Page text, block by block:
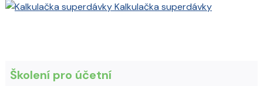
Kalkulačka superdávky
Školení pro účetní